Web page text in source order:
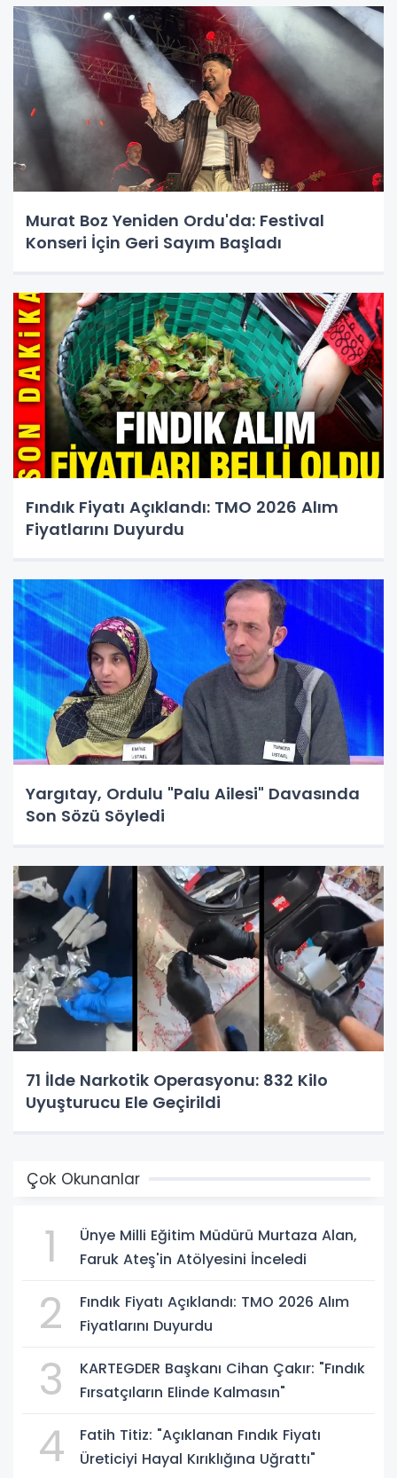
Murat Boz Yeniden Ordu'da: Festival
Konseri İçin Geri Sayım Başladı
Fındık Fiyatı Açıklandı: TMO 2026 Alım
Fiyatlarını Duyurdu
Yargıtay, Ordulu "Palu Ailesi" Davasında
Son Sözü Söyledi
71 İlde Narkotik Operasyonu: 832 Kilo
Uyuşturucu Ele Geçirildi
Çok Okunanlar
1
Ünye Milli Eğitim Müdürü Murtaza Alan,
Faruk Ateş'in Atölyesini İnceledi
2
Fındık Fiyatı Açıklandı: TMO 2026 Alım
Fiyatlarını Duyurdu
3
KARTEGDER Başkanı Cihan Çakır: "Fındık
Fırsatçıların Elinde Kalmasın"
4
Fatih Titiz: "Açıklanan Fındık Fiyatı
Üreticiyi Hayal Kırıklığına Uğrattı"